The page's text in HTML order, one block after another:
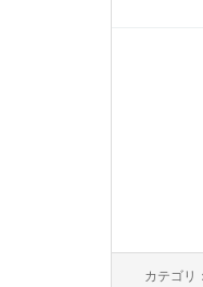
カテゴリ：